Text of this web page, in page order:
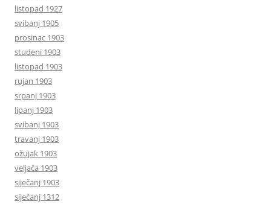
listopad 1927
svibanj 1905
prosinac 1903
studeni 1903
listopad 1903
rujan 1903
srpanj 1903
lipanj 1903
svibanj 1903
travanj 1903
ožujak 1903
veljača 1903
siječanj 1903
siječanj 1312